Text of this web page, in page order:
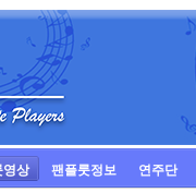
영상 팬플룻정보 연주단